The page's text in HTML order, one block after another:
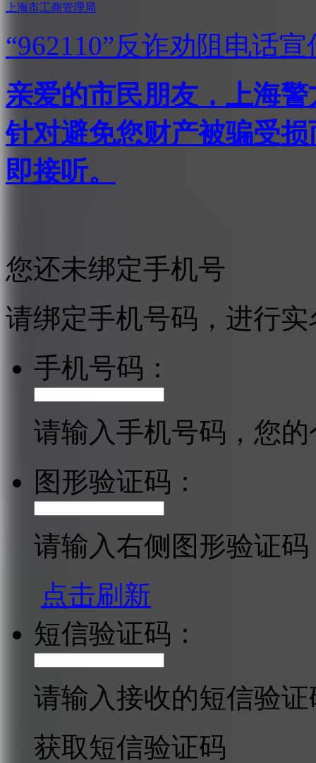
上海市工商管理局
“962110”反诈劝阻电话宣
亲爱的市民朋友，上海
针对避免您财产被骗受
即接听。
您还未绑定手机号
请绑定手机号码，进行
手机号码：
请输入手机号码，您
图形验证码：
请输入右侧图形验证码
点击刷新
短信验证码：
请输入接收的短信验证
获取短信验证码